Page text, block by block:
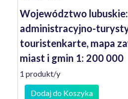
Województwo
administracyjno-
touristenkarte, mapa
miast i gmin 1: 200 000
1 produkt/y
Dodaj do Koszyka